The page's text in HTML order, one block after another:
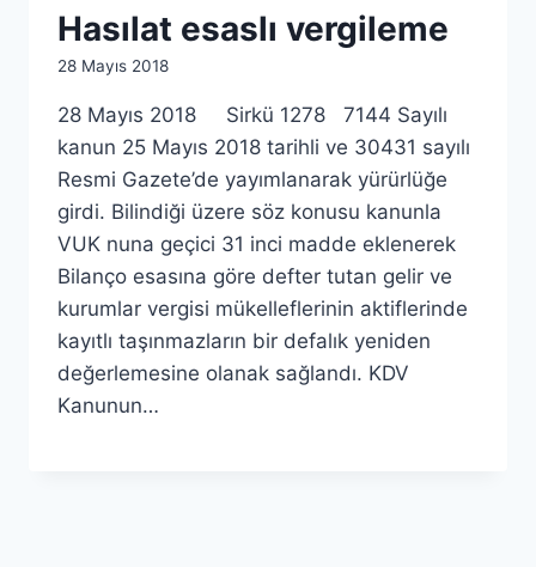
Hasılat esaslı vergileme
By
28 Mayıs 2018
28 Mayıs 2018 Sirkü 1278 7144 Sayılı
kanun 25 Mayıs 2018 tarihli ve 30431 sayılı
Resmi Gazete’de yayımlanarak yürürlüğe
girdi. Bilindiği üzere söz konusu kanunla
VUK nuna geçici 31 inci madde eklenerek
Bilanço esasına göre defter tutan gelir ve
kurumlar vergisi mükelleflerinin aktiflerinde
kayıtlı taşınmazların bir defalık yeniden
değerlemesine olanak sağlandı. KDV
Kanunun…